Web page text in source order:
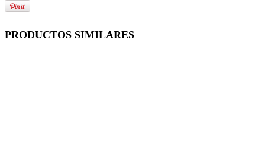
PRODUCTOS SIMILARES